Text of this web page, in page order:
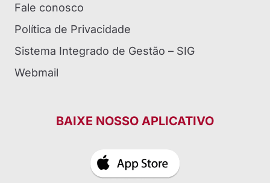
Fale conosco
Política de Privacidade
Sistema Integrado de Gestão – SIG
Webmail
BAIXE NOSSO APLICATIVO